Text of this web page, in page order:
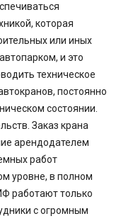
которая
или иных
и это
техническое
постоянно
состоянии.
Заказ крана
арендодателем
работ
уровне, в полном
работают только
с огромным